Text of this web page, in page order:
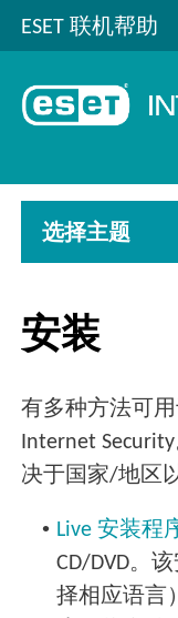
ESET 联机帮助
选择主题
安装
有多种方法可用
Internet
决于国家/地区
• Live 安装程
CD/DVD。
择相应语言